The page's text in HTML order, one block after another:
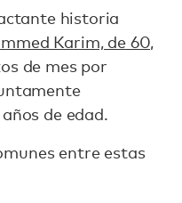
historia
Karim, de 60,
de mes por
de edad.
entre estas